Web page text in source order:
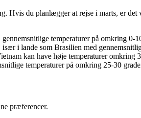
Hvis du planlægger at rejse i marts, er
temperaturer på omkring 0-
i lande som Brasilien med
kan have høje temperaturer
temperaturer på omkring 25-30
præferencer.